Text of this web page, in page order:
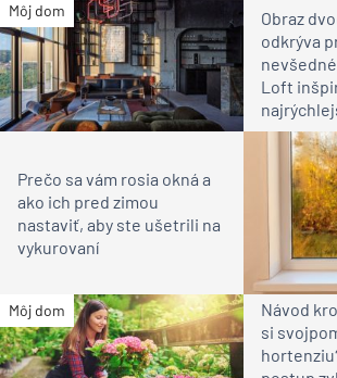
Môj dom
Obraz
odkrýva
Loft
Eliška
Prečo sa vám rosia okná a
ako ich pred zimou
nastaviť, aby ste ušetrili na
vykurovaní
Môj dom
Návod
si